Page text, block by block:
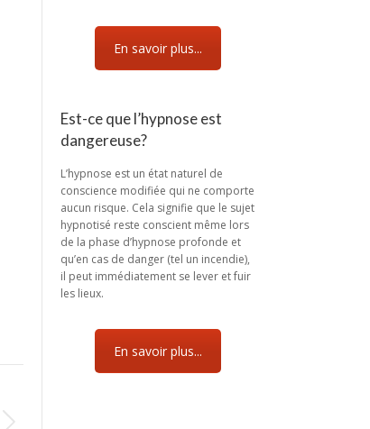
En savoir plus...
Est-ce que l’hypnose est
dangereuse?
L’hypnose est un état naturel de
conscience modifiée qui ne comporte
aucun risque. Cela signifie que le sujet
hypnotisé reste conscient même lors
de la phase d’hypnose profonde et
qu’en cas de danger (tel un incendie),
il peut immédiatement se lever et fuir
les lieux.
En savoir plus...